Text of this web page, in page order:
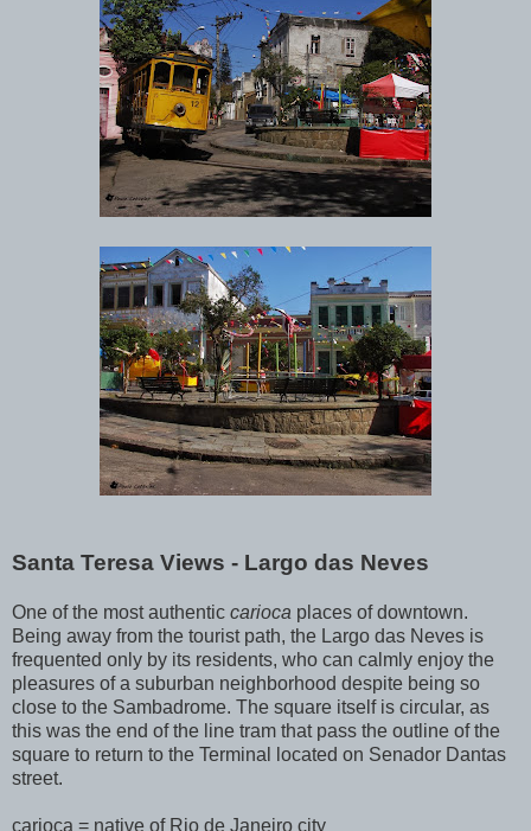
Santa Teresa Views - Largo das Neves
One of the most authentic carioca places of downtown.
Being away from the tourist path, the Largo das Neves is
frequented only by its residents, who can calmly enjoy the
pleasures of a suburban neighborhood despite being so
close to the Sambadrome. The square itself is circular, as
this was the end of the line tram that pass the outline of the
square to return to the Terminal located on Senador Dantas
street.
carioca = native of Rio de Janeiro city